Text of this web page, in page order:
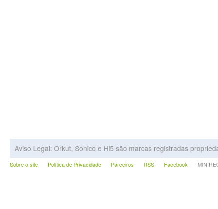
Aviso Legal: Orkut, Sonico e Hi5 são marcas registradas
Sobre o site Política de Privacidade Parceiros RSS Facebook